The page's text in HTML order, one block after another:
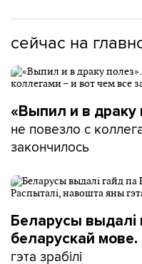
сейчас на
«Выпил и в драку
не повезло с
закончилось
Беларусы выдалі
беларускай мове.
гэта зрабілі